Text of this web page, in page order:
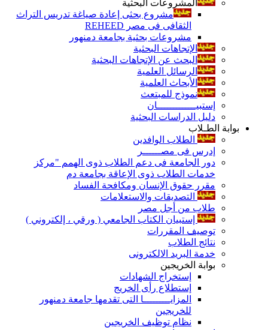
المشروعات البحثية
مشروع بحثى إعادة صياغة تدريس التراث
الثقافى فى مصر REHEED
مشروعات بحثية بجامعة دمنهور
الإتجاهات البحثية
البحث عن الإتجاهات البحثية
الرسائل العلمية
الأبحاث العلمية
نموذج للمبتعث
إستبيـــــــــــــان
دليل الدراسات البحثية
بوابة الطـلاب
الطلاب الوافدين
إدرس فى مصــــــر
دور الجامعة فى دعم الطلاب ذوى الهمم "مركز
خدمات الطلاب ذوى الإعاقة بجامعة دم
مقرر حقوق الإنسان ومكافحة الفساد
التصديقات والاستعلامات
طلاب من أجل مصر
إستبيان الكتاب الجامعي ( ورقي ، إلكتروني )
توصيف المقررات
نتائج الطلاب
خدمة البريد الالكترونى
بوابة الخريجين
إستخراج الشهادات
إستطلاع رأى الخريج
المزايـــــــــا التى تقدمها جامعة دمنهور
للخريجين
نظام توظيف الخريجين